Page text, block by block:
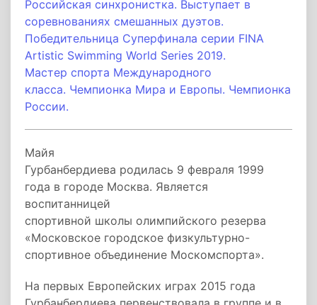
Российская синхронистка. Выступает в
соревнованиях смешанных дуэтов.
Победительница Суперфинала серии FINA
Artistic Swimming World Series 2019.
Мастер спорта Международного
класса. Чемпионка Мира и Европы. Чемпионка
России.
Майя
Гурбанбердиева родилась 9 февраля 1999
года в городе Москва. Является
воспитанницей
спортивной школы олимпийского резерва
«Московское городское физкультурно-
спортивное объединение Москомспорта».
На первых Европейских играх 2015 года